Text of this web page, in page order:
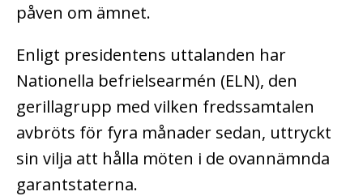
påven om ämnet.
Enligt presidentens uttalanden har
Nationella befrielsearmén (ELN), den
gerillagrupp med vilken fredssamtalen
avbröts för fyra månader sedan, uttryckt
sin vilja att hålla möten i de ovannämnda
garantstaterna.